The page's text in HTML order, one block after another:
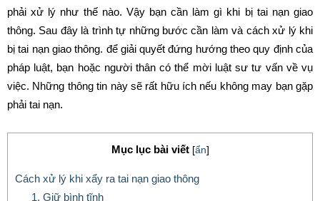
phải xử lý như thế nào. Vậy bạn cần làm gì khi bị tai nạn giao
thông. Sau đây là trình tự những bước cần làm và cách xử lý khi
bị tai nạn giao thông. để giải quyết đứng hướng theo quy định của
pháp luật, bạn hoặc người thân có thể mời luật sư tư vấn về vụ
việc. Những thông tin này sẽ rất hữu ích nếu không may bạn gặp
phải tai nạn.
Mục lục bài viết [ẩn]
Cách xử lý khi xẩy ra tai nạn giao thông
1. Giữ bình tĩnh